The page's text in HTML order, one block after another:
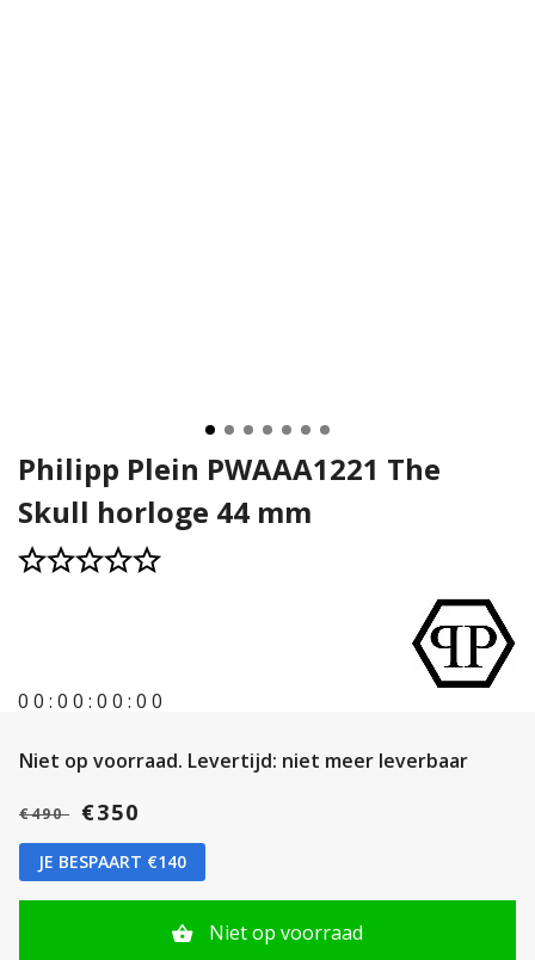
Philipp Plein PWAAA1221 The
Skull horloge 44 mm
0 0 : 0 0 : 0 0 : 0 0
Niet op voorraad. Levertijd: niet meer leverbaar
€490 €350
JE BESPAART €140
Niet op voorraad